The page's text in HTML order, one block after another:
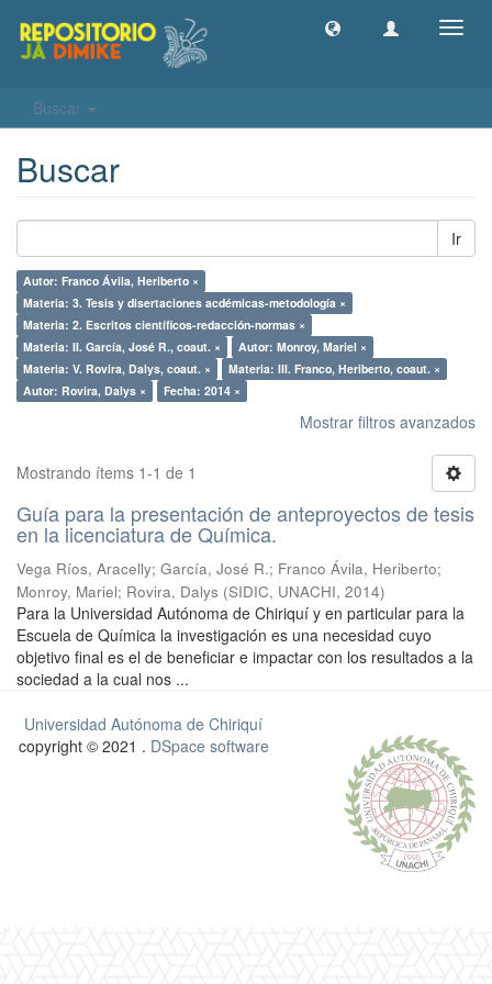
Buscar
Buscar
Ir
Autor: Franco Ávila, Heriberto ×
Materia: 3. Tesis y disertaciones acdémicas-metodología ×
Materia: 2. Escritos científicos-redacción-normas ×
Materia: II. García, José R., coaut. ×
Autor: Monroy, Mariel ×
Materia: V. Rovira, Dalys, coaut. ×
Materia: III. Franco, Heriberto, coaut. ×
Autor: Rovira, Dalys ×
Fecha: 2014 ×
Mostrar filtros avanzados
Mostrando ítems 1-1 de 1
Guía para la presentación de anteproyectos de tesis
en la licenciatura de Química.
Vega Ríos, Aracelly; García, José R.; Franco Ávila, Heriberto;
Monroy, Mariel; Rovira, Dalys (SIDIC, UNACHI, 2014)
Para la Universidad Autónoma de Chiriquí y en particular para la
Escuela de Química la investigación es una necesidad cuyo
objetivo final es el de beneficiar e impactar con los resultados a la
sociedad a la cual nos ...
Universidad Autónoma de Chiriquí
copyright © 2021 . DSpace software